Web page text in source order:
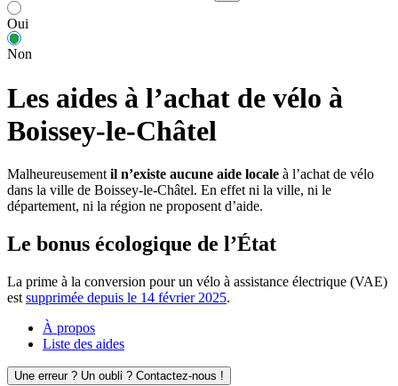
Oui
Non
Les aides à l’achat de vélo à
Boissey-le-Châtel
Malheureusement il n’existe aucune aide locale à l’achat de vélo
dans la ville de Boissey-le-Châtel. En effet ni la ville, ni le
département, ni la région ne proposent d’aide.
Le bonus écologique de l’État
La prime à la conversion pour un vélo à assistance électrique (VAE)
est supprimée depuis le 14 février 2025.
À propos
Liste des aides
Une erreur ? Un oubli ? Contactez-nous !